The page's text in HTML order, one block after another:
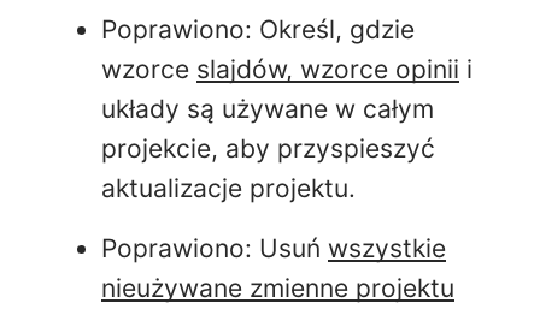
Poprawiono: Określ, gdzie
wzorce slajdów, wzorce opinii i
układy są używane w całym
projekcie, aby przyspieszyć
aktualizacje projektu.
Poprawiono: Usuń wszystkie
nieużywane zmienne projektu